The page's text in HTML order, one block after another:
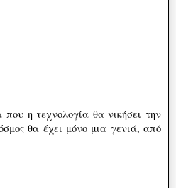
η τεχνολογία θα νικήσει την
θα έχει μόνο μια γενιά, από